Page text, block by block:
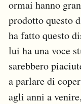
ormai hanno
prodotto questo
ha fatto questo
lui ha una voce
sarebbero
a parlare di
agli anni a